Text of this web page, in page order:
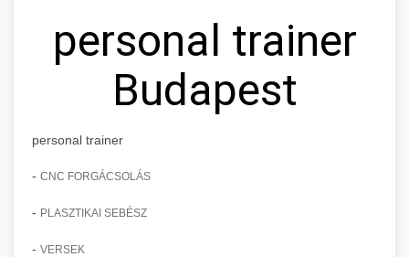
personal trainer
Budapest
personal trainer
- CNC FORGÁCSOLÁS
- PLASZTIKAI SEBÉSZ
- VERSEK